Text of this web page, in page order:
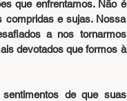
que enfrentamos. Não é
compridas e sujas. Nossa
a nos tornarmos
devotados que formos à
de que suas